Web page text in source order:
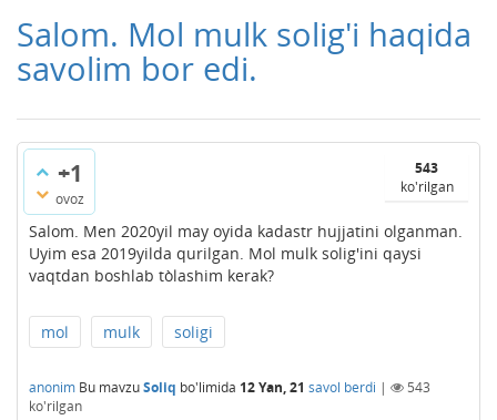
Salom. Mol mulk solig'i haqida
savolim bor edi.
+1
ovoz
543
ko'rilgan
Salom. Men 2020yil may oyida kadastr hujjatini olganman.
Uyim esa 2019yilda qurilgan. Mol mulk solig'ini qaysi
vaqtdan boshlab tòlashim kerak?
mol mulk soligi
anonim Bu mavzuSoliq bo'limida 12 Yan, 21 savol berdi |
543
ko'rilgan